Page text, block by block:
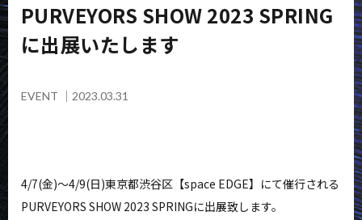
FURNITURE ACCESSORY
LIMITED
PARTS CATALOG
NEWS FAQ
PURVEYORS SHOW 2023 SPRING
に出展いたします
EVENT 2023.03.31
4/7(金)～4/9(日)東京都渋谷区【space EDGE】にて催行される
PURVEYORS SHOW 2023 SPRINGに出展致します。